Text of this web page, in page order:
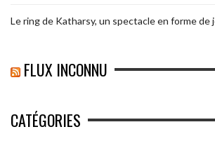
Le ring de Katharsy, un spectacle en forme de
FLUX INCONNU
CATÉGORIES